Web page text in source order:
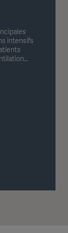
intensifs